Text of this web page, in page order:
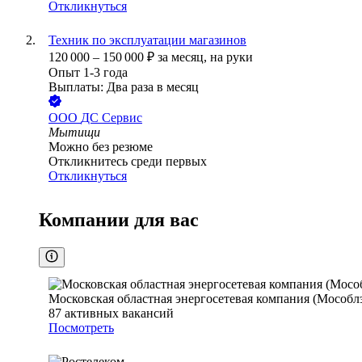
Откликнуться
Техник по эксплуатации магазинов
120 000 – 150 000 ₽ за месяц, на руки
Опыт 1-3 года
Выплаты: Два раза в месяц
ООО ДС Сервис
Мытищи
Можно без резюме
Откликнитесь среди первых
Откликнуться
Компании для вас
Московская областная энергосетевая компания
87 активных вакансий
Посмотреть